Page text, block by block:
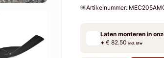
Artikelnummer:
Laten monteren in
+€ 82.50 incl. btw